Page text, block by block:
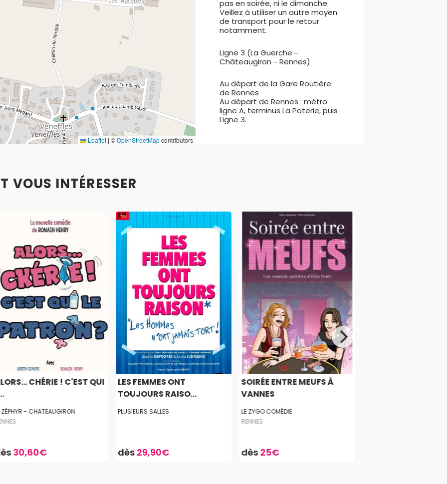
Leaflet | ©OpenStreetMapcontributors
pas en soirée, ni le dimanche.
Veillez à utiliser un autre moyen
de transport pour le retour
notamment.
Ligne 3 (La Guerche –
Châteaugiron – Rennes)
Au départ de la Gare Routière
de Rennes
Au départ de Rennes : métro
ligne A, terminus La Poterie, puis
Ligne 3.
VOUS INTÉRESSER
CHÉRIE ! C'EST QUI
ZÉPHYR - CHATEAUGIRON
30,60€
LES FEMMES ONT
TOUJOURS RAISO...
PLUSIEURS SALLES
dès 29,90€
SOIRÉE ENTRE MEUFS À
VANNES
LE ZYGO COMÉDIE
RENNES
dès25€